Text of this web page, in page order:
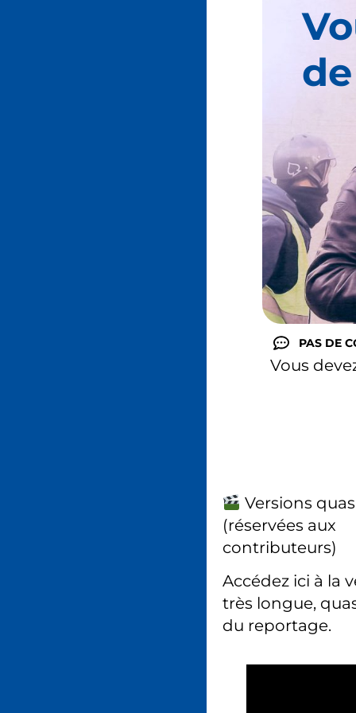
PAS DE
Vous
Versions
(réservées aux
contributeurs)
Accédez ici à la
très longue,
du reportage.